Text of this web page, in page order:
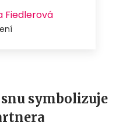
symbolizuje